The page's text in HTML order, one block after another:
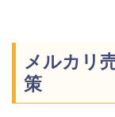
メルカリ
策